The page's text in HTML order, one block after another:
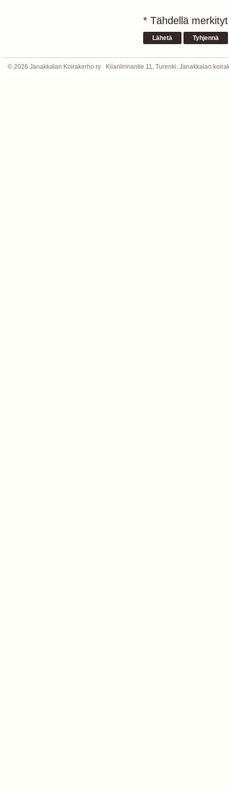
* Tähdellä
© 2026 Janakkalan Koirakerho ry Kiianlinnantie 11, Turenki.